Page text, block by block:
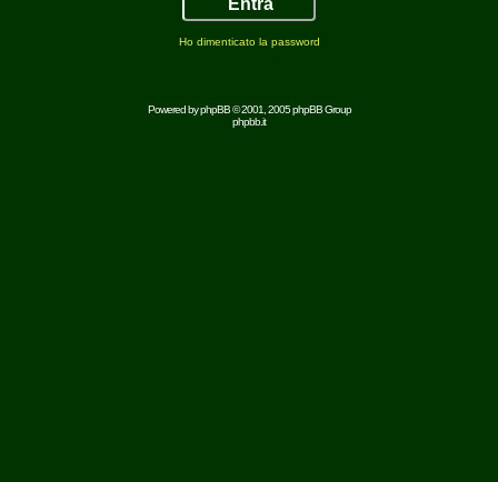
Ho dimenticato la password
Powered byphpBB© 2001, 2005 phpBB Group
phpbb.it